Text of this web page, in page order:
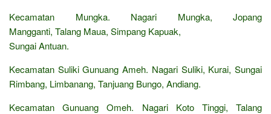
Kecamatan Mungka. Nagari Mungka, Jopang
Mangganti, Talang Maua, Simpang Kapuak,
Sungai Antuan.
Kecamatan Suliki Gunuang Ameh. Nagari Suliki, Kurai, Sungai
Rimbang, Limbanang, Tanjuang Bungo, Andiang.
Kecamatan Gunuang Omeh. Nagari Koto Tinggi, Talang